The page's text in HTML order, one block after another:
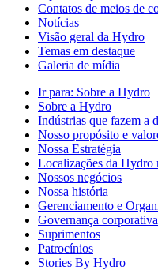
Contatos de meios de
Notícias
Visão geral da Hydro
Temas em destaque
Galeria de mídia
Ir para: Sobre a Hydro
Sobre a Hydro
Indústrias que fazem a
Nosso propósito e
Nossa Estratégia
Localizações da Hydro
Nossos negócios
Nossa história
Gerenciamento e
Governança corporativa
Suprimentos
Patrocínios
Stories By Hydro